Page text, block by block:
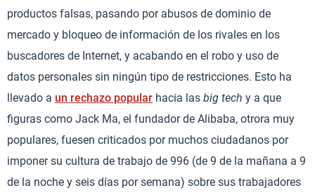
productos falsas, pasando por abusos de dominio de
mercado y bloqueo de información de los rivales en los
buscadores de Internet, y acabando en el robo y uso de
datos personales sin ningún tipo de restricciones. Esto ha
llevado a un rechazo popular hacia las big tech y a que
figuras como Jack Ma, el fundador de Alibaba, otrora muy
populares, fuesen criticados por muchos ciudadanos por
imponer su cultura de trabajo de 996 (de 9 de la mañana a 9
de la noche y seis días por semana) sobre sus trabajadores